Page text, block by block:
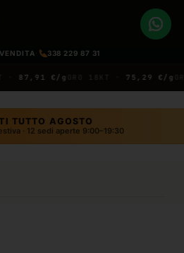
338 229 87 31
€/gORO 18KT · 75,29 €/gORO
TUTTO AGOSTO
· 12 sedi aperte 9:00–19:30